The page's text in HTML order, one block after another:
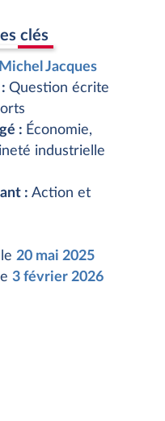
clés
Jacques
Question écrite
: Économie,
industrielle
: Action et
20 mai 2025
3 février 2026